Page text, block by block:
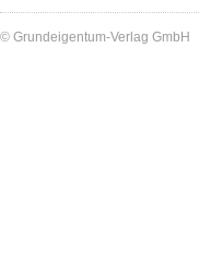
© Grundeigentum-Verlag GmbH